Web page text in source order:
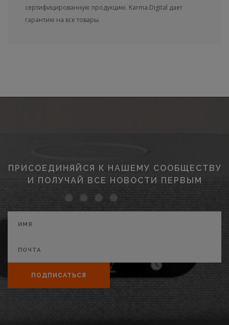
сертифицированную продукцию. Karma.Digital дает
гарантию на все товары.
ПРИСОЕДИНЯЙСЯ К НАШЕМУ СООБЩЕСТВУ
И ПОЛУЧАЙ ВСЕ НОВОСТИ ПЕРВЫМ
ПОДПИСАТЬСЯ